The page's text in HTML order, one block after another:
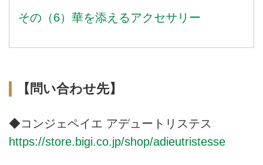
その（6）華を添えるアクセサリー
【問い合わせ先】
◆コンジェペイエ アデュートリステス
https://store.bigi.co.jp/shop/adieutristesse